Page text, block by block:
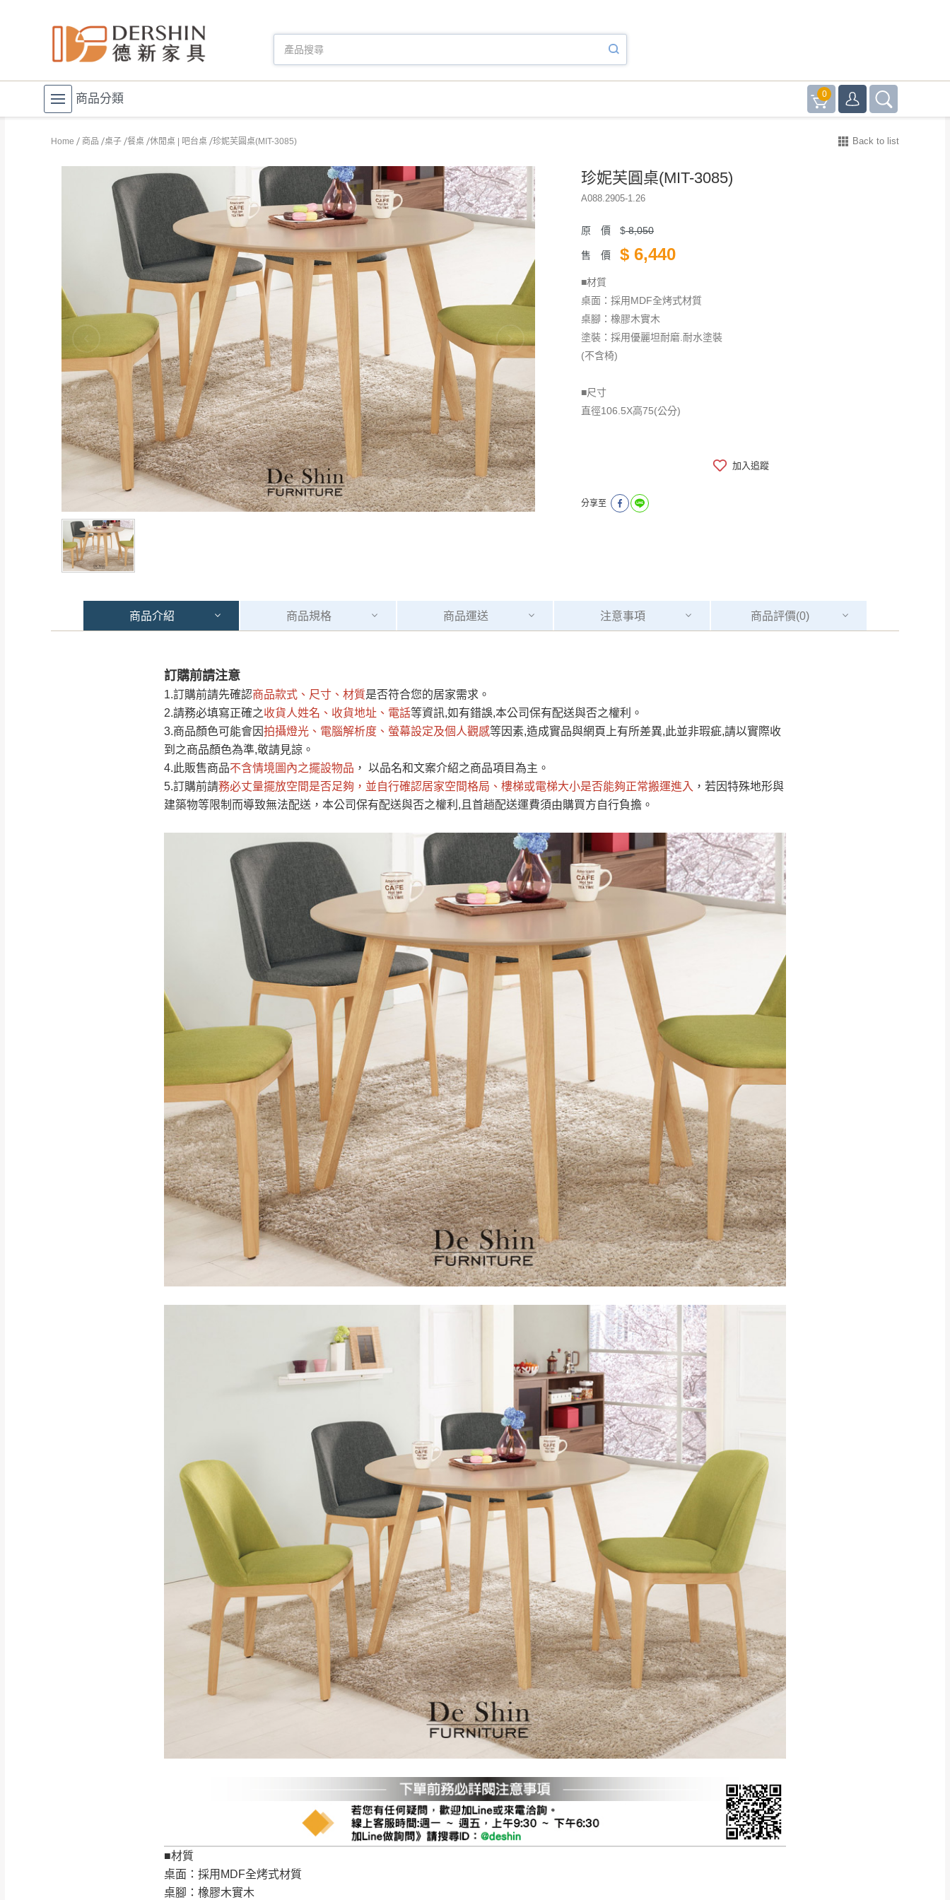
商品分類 0
Home 商品 桌子 餐桌 休閒桌 | 吧台桌 珍妮芙圓桌(MIT-3085) Back to list
珍妮芙圓桌(MIT-3085)
A088.2905-1.26
原 價 $8,050
售 價 $ 6,440
■材質
桌面：採用MDF全烤式材質
桌腳：橡膠木實木
塗裝：採用優麗坦耐磨.耐水塗裝
(不含椅)
■尺寸
​​​​​​​直徑106.5X高75(公分)
加入追蹤
分享至
商品介紹 商品規格 商品運送 注意事項 商品評價(0)
訂購前請注意
1.訂購前請先確認商品款式、尺寸、材質是否符合您的居家需求。
2.請務必填寫正確之收貨人姓名、收貨地址、電話等資訊,如有錯誤,本公司保有配送與否之權利。
3.商品顏色可能會因拍攝燈光、電腦解析度、螢幕設定及個人觀感等因素,造成實品與網頁上有所差異,此並非瑕疵,請以實際收
到之商品顏色為準,敬請見諒。
4.此販售商品不含情境圖內之擺設物品 ， 以品名和文案介紹之商品項目為主。
5.訂購前請務必丈量擺放空間是否足夠 ，並自行確認居家空間格局、 樓梯或電梯大小是否能夠正常搬運進入 ，若因特殊地形與
建築物等限制而導致無法配送，本公司保有配送與否之權利,且首趟配送運費須由購買方自行負擔。
■材質
桌面：採用MDF全烤式材質
桌腳：橡膠木實木
運 費 說 明
運送地區
桃園
免 運 費
＊A108產品另收運費
新竹
峨眉鄉、五峰鄉、橫山、北埔鄉、尖石
鄉、寶山鄉山區、新埔山區、芎林山區、
關西 玉山里
台北 無
新北
雙溪、貢寮、烏來、平溪、九份、石
門、林口 下福里、新店山區、三峽山區、
石碇、坪林、福隆、淡水山區、北投湖山
路、深坑山區
$ 9,000以上：免運費
$ 9,000以下：NT$500元
＊A108產品另收運費
基隆山區
苗栗
$ 9,000以上：免運費
$ 9,000以下：NT$500元
＊A108產品另收運費
卓蘭鎮、三灣、通霄山區、西湖、泰安
鄉、大湖鄉、頭屋、獅潭鄉
配送天數：5~14天
到貨時間：指定送貨日當天以電話聯絡確認
｜周（一）配送部門固定公休無送貨｜
台北市、新北市地區固定每周(三)、(日)兩天收送貨
彰化、南投、雲林、嘉義、台南、高雄、屏東、宜蘭、 花蓮、台東、金門、馬祖、澎湖地區
@dershin）
。
其它注意事項
本司貨車運送如因路況不佳、天候惡劣、過於偏遠之山區內等，或收貨地點搬運過於困難等因素，導致無法順利配送，
本公司除了盡最大努力完成配送外，視狀況保有出貨的權利。
保護物流人員的工作安全，賣家無提供吊掛服務，若需以吊車或其他的吊掛方式吊運，費用將由買方自行支付。
因大型傢俱有組裝、配送的問題，並非一般快速到貨商品，無法指定特定時間送達，司機當天到貨前皆會再與您通知，
讓您不用整天在家等貨，以免浪費你的寶貴時間。
如遇自然災害、政府宣布之災害警報等不可抗力情事，而危及運送人員輸送之安全，本司得視狀況延後或停止運送服
務。
百貨公司配送暫無法配合開店前、閉店後時段，並送至百貨公司卸貨區為限，恕無法送至指定樓面。 《 如遇百貨周年慶
期間，恕暫停百貨公司相關運送 》
無回收家具服務，若需回收家俱可聯絡當地請清潔隊回收,免付費清運專線：0800-085-717
注意事項：
由於品項繁多，網頁無法及時更新，如有需要購買商品，請於出發前來電或到「官方Line客服」來信確
認商品是否有「現貨」與 「金額」。
若商品價格或庫存有異常，商家有權取消訂單。
接單後二日內(不含例假日)，我們客服會與您電話聯絡或E-Mail通知確認訂單。
（線上客服 LINE → @dershin）
下單前先詢問是否現貨，若未詢問下單後無現貨我們客服會再來電或E-Mail與您聯絡
運送範圍：限定北至基隆，南至苗栗，偏遠地區恕無法提供運送 (詳見運送規章)。
配送範圍：
苗栗至基隆；其它地區暫不開放，如因特殊地型限制(山區、鄉、鎮、村)、樓梯太小、無法搬運上樓等因
素，導致無法配送，本公司保有出貨的權利。
保護物流人員的工作安全，賣家無提供吊掛服務，若需以吊車或其他的吊掛方式吊運，費用將由買方自
行支付。
因大型傢俱有組裝、配送的問題，並非一般快速到貨商品，無法指定特定時間送達，司機當天到貨前皆
會再與您通知，讓你不用整天在家等貨，以節省您的寶貴時間。
由於百貨公司配送較為不易，故暫無法配送至百貨公司內部。
若您選擇三聯式或索取兩聯式發票，發票將於商品完成出貨15個工作天另行寄出，另外約加上2~7個工作天內
送達，如遇國定假日將順延寄送。
退換貨說明：
若收到不良品，請於到貨日起七日內通知本公司客服人員，我們將為您更換新品，運費皆由本站負責，
所有退回及換貨之商品必須是全新狀態且完整包裝，床墊、床包、枕頭類產品需為未拆封狀態(請保持商
品、附件、包裝、廠商紙及所有附隨文件或資料之完整性)，若未依照上述方式處理，恕無法接受退貨。
由於透過電腦螢幕選購商品，可能會因個人電腦螢幕的設定色差或解析度等因素， 與實際商品的顏色、
質感稍有不同，如因此而需退換貨，需自付來回運費及人資成本
，請您訂購前詳加確認。(包含商品尺寸
是否合適)。
訂購前請確認商品尺寸，大型物件因為人工丈量，難免會有些許誤差值(約正負0.5CM) 詳細尺寸以實品
@dershin )，並須保持商品全新
狀態與完整包裝。鑑賞期間若發生非本司因素致使之汙損破壞，恕無法辦理退換貨。
台北市、新北市地區固定每周(三)、(日)兩天收送貨，敬請見諒！
本公司部份商品無維修服務，超過7日鑑賞期，商品使用年限，因客人使用習慣、居家環境不同。若屬人
為因素導致商品損壞、零件短缺，則維修、搬運費用，需由消費者自行吸收(另事先與消費者報價，消費
到貨7日內為鑑賞期(注意:鑑賞期非試用期)，若非商品品質瑕疵問題於鑑賞期內退貨之情形，我們需酌收
如欲放置營業場所及公開場合之商品則無享有商品一年保固之服務。
訂單成立 時請儘速於三日內完成付款，交易恕不殺價，商品均已最低價格售出，且在特定時日會給予折扣，
請密切注意。
日內若未接獲您的匯款或轉帳通知，商品將不予保留(訂單自動取消)。
無回收家具服務，若需回收家具可聯絡當地請清潔隊回收,免付費清運專線：0800-085-717。
(0)筆 全部 依評論高至低排列 依評論低至高排列 只顯示附上圖片